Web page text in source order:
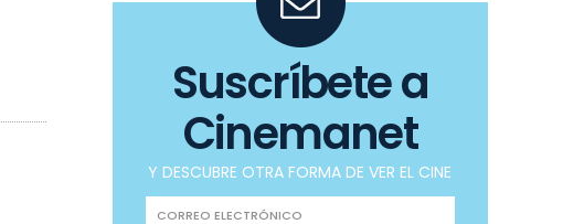
Suscríbete a
Cinemanet
Y DESCUBRE OTRA FORMA DE VER EL CINE